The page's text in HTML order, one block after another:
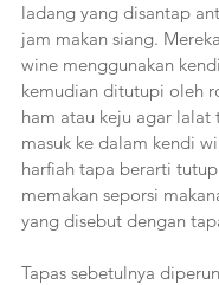
ladang yang disantap
jam makan siang.
wine menggunakan
kemudian ditutupi oleh
ham atau keju agar lalat
masuk ke dalam kendi
harfiah tapa berarti
memakan seporsi
yang disebut dengan
Tapas sebetulnya